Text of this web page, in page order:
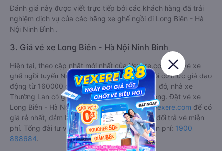
Đánh giá này được viết trực tiếp bởi các khách hàng đã trải
nghiệm dịch vụ của các hãng xe ghế ngồi đi Long Biên - Hà
Nội Ninh Bình .
3. Giá vé xe Long Biên - Hà Nội Ninh Bình
Hiện tại, theo cập nhật mới nhất của Vexere.com, giá vé xe
ghế ngồi tuyến Ninh Bình - Long Biên - Hà Nội có mức giá dao
động từ 160000 đồng - 190000 đồng. Trong đó, nhà xe
Thường Lan có giá vé rẻ nhất, chỉ 160000 đồng. Đặt vé xe
Long Biên - Hà Nội Ninh Bình chính hãng tạiVexere.com để có
giá rẻ nhất, đảm bảo giữ chỗ 100% và hỗ trợ đổi trả vé miễn
phí. Tổng đài tư vấn, đặt vé và đổi trả vé miễn phí: 1900
888684.